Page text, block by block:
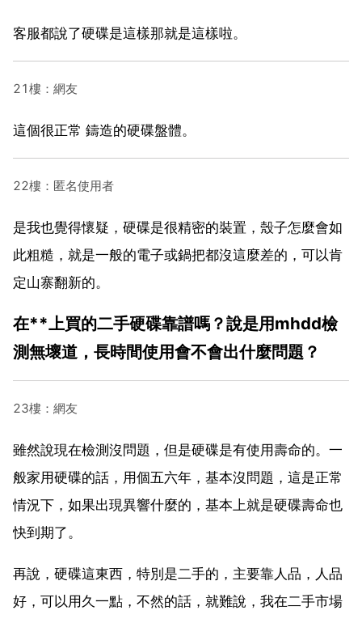
客服都說了硬碟是這樣那就是這樣啦。
21樓：網友
這個很正常 鑄造的硬碟盤體。
22樓：匿名使用者
是我也覺得懷疑，硬碟是很精密的裝置，殼子怎麼會如
此粗糙，就是一般的電子或鍋把都沒這麼差的，可以肯
定山寨翻新的。
在**上買的二手硬碟靠譜嗎？說是用mhdd檢
測無壞道，長時間使用會不會出什麼問題？
23樓：網友
雖然說現在檢測沒問題，但是硬碟是有使用壽命的。一
般家用硬碟的話，用個五六年，基本沒問題，這是正常
情況下，如果出現異響什麼的，基本上就是硬碟壽命也
快到期了。
再說，硬碟這東西，特別是二手的，主要靠人品，人品
好，可以用久一點，不然的話，就難說，我在二手市場